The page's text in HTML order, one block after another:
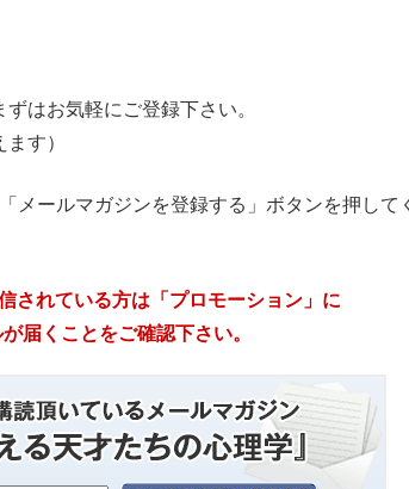
はお気軽にご登録下さい。
す）
メールマガジンを登録する」ボタンを押して
されている方は「プロモーション」に
届くことをご確認下さい。